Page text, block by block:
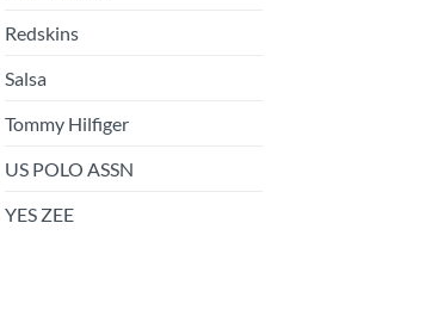
Redskins
Salsa
Tommy Hilfiger
US POLO ASSN
YES ZEE